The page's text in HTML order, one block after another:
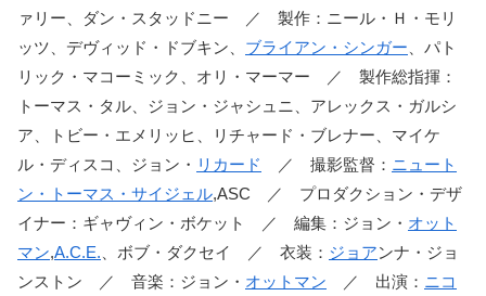
ァリー、ダン・スタッドニー ／ 製作：ニール・Ｈ・モリ
ッツ、デヴィッド・ドブキン、 ブライアン・シンガー 、パト
リック・マコーミック、オリ・マーマー ／ 製作総指揮：
トーマス・タル、ジョン・ジャシュニ、アレックス・ガルシ
ア、トビー・エメリッヒ、リチャード・ブレナー、マイケ
ル・ディスコ、ジョン・ リカード ／ 撮影監督： ニュート
ン・トーマス・サイジェル,ASC ／ プロダクション・デザ
イナー：ギャヴィン・ボケット ／ 編集：ジョン・ オット
マン,A.C.E. 、ボブ・ダクセイ ／ 衣装： ジョアンナ・ジョ
ンストン ／ 音楽：ジョン・ オットマン ／ 出演： ニコ